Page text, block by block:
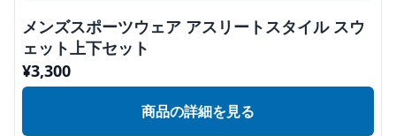
メンズスポーツウェア アスリートスタイル スウ
ェット上下セット
¥3,300
商品の詳細を見る